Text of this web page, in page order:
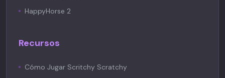
HappyHorse 2
Recursos
Cómo Jugar Scritchy Scratchy